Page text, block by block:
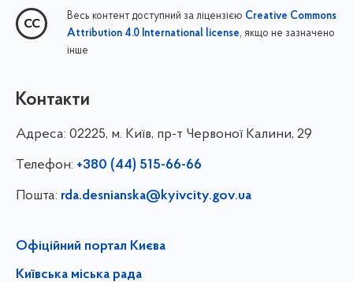
Весь контент доступний за ліцензією Creative Commons
Attribution 4.0 International license, якщо не зазначено
інше
Контакти
Адреса: 02225, м. Київ, пр-т Червоної Калини, 29
Телефон: +380 (44) 515-66-66
Пошта: rda.desnianska@kyivcity.gov.ua
Офіційний портал Києва
Київська міська рада